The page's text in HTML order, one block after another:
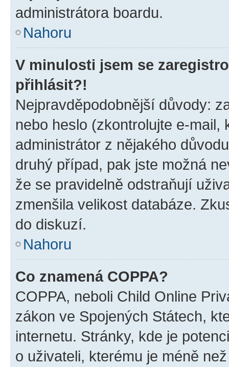
administrátora boardu.
Nahoru
V minulosti jsem se
přihlásit?!
Nejpravděpodobnější důvody:
nebo heslo (zkontrolujte e-
administrátor z nějakého
druhý případ, pak jste možná
že se pravidelně odstraňují
zmenšila velikost databáze.
do diskuzí.
Nahoru
Co znamená COPPA?
COPPA, neboli Child Online
zákon ve Spojených Státech,
internetu. Stránky, kde je
o uživateli, kterému je méně